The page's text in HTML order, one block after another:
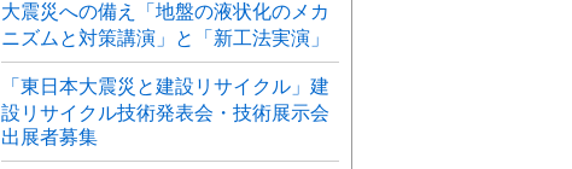
大震災への備え「地盤の液状化のメカ
ニズムと対策講演」と「新工法実演」
「東日本大震災と建設リサイクル」建
設リサイクル技術発表会・技術展示会
出展者募集